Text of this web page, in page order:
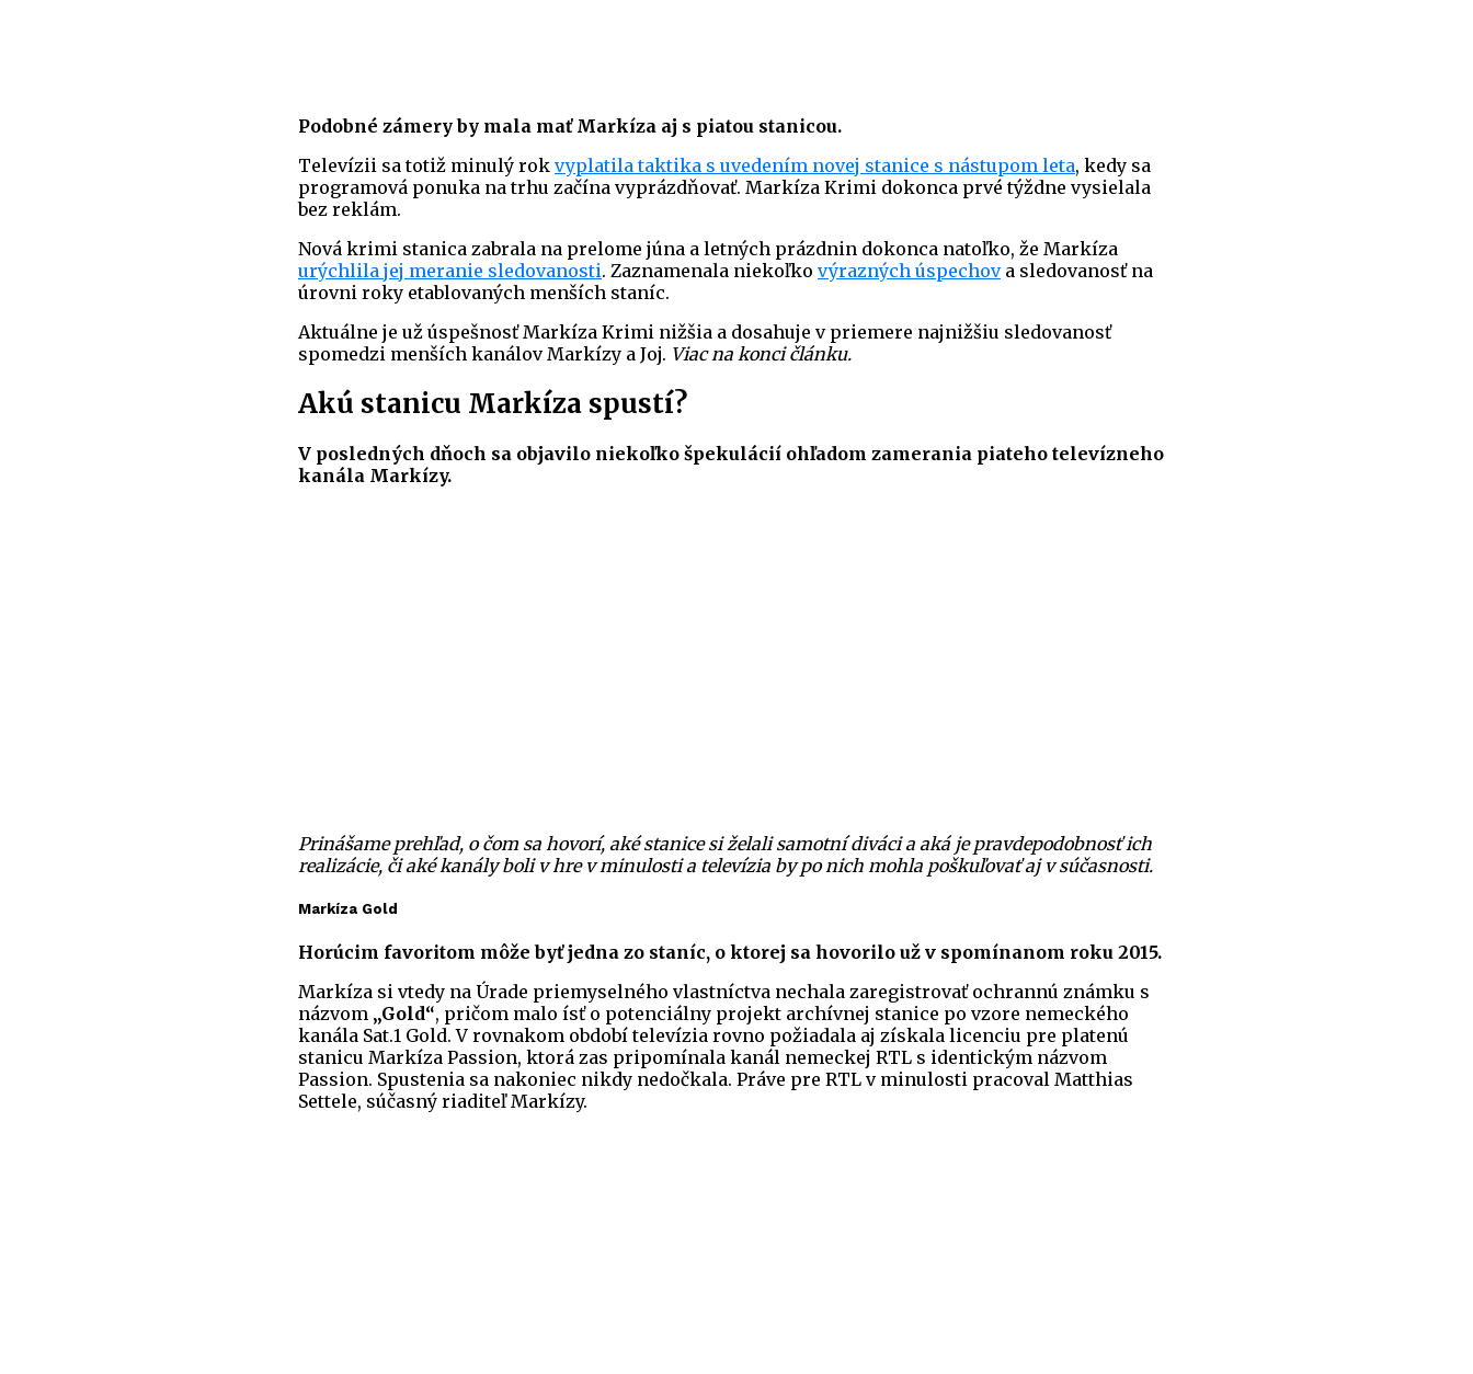
Podobné zámery by mala mať Markíza aj s piatou stanicou.
Televízii sa totiž minulý rok vyplatila taktika s uvedením novej stanice s nástupom leta, kedy sa
programová ponuka na trhu začína vyprázdňovať. Markíza Krimi dokonca prvé týždne vysielala
bez reklám.
Nová krimi stanica zabrala na prelome júna a letných prázdnin dokonca natoľko, že Markíza
urýchlila jej meranie sledovanosti. Zaznamenala niekoľko výrazných úspechova sledovanosť na
úrovni roky etablovaných menších staníc.
Aktuálne je už úspešnosť Markíza Krimi nižšia a dosahuje v priemere najnižšiu sledovanosť
spomedzi menších kanálov Markízy a Joj. Viac na konci článku.
Akú stanicu Markíza spustí?
V posledných dňoch sa objavilo niekoľko špekulácií ohľadom zamerania piateho televízneho
kanála Markízy.
Prinášame prehľad, o čom sa hovorí, aké stanice si želali samotní diváci a aká je pravdepodobnosť ich
realizácie, či aké kanály boli v hre v minulosti a televízia by po nich mohla poškuľovať aj v súčasnosti.
Markíza Gold
Horúcim favoritom môže byť jedna zo staníc, o ktorej sa hovorilo už v spomínanom roku 2015.
Markíza si vtedy na Úrade priemyselného vlastníctva nechala zaregistrovať ochrannú známku s
názvom „Gold“, pričom malo ísť o potenciálny projekt archívnej stanice po vzore nemeckého
kanála Sat.1 Gold. V rovnakom období televízia rovno požiadala aj získala licenciu pre platenú
stanicu Markíza Passion, ktorá zas pripomínala kanál nemeckej RTL s identickým názvom
Passion. Spustenia sa nakoniec nikdy nedočkala. Práve pre RTL v minulosti pracoval Matthias
Settele, súčasný riaditeľ Markízy.